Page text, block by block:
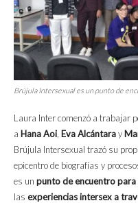
Brújula Intersexual es un punto de
Laura Inter comenzó a trabajar
a Hana Aoi, Eva Alcántaray
Brújula Intersexual trazó su
epicentro de biografías y
es un punto de encuentro
las experiencias intersex a